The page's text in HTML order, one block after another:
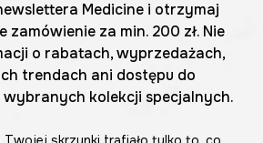
Medicine i otrzymaj
zamówienie za min. 200 zł. Nie
o rabatach, wyprzedażach,
trendach ani dostępu do
kolekcji specjalnych.